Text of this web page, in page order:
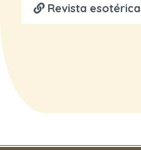
Revista esotérica